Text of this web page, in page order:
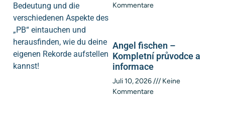
Bedeutung und die
verschiedenen Aspekte des
„PB“ eintauchen und
herausfinden, wie du deine
eigenen Rekorde aufstellen
kannst!
Kommentare
Angel fischen –
Kompletní průvodce a
informace
Juli 10, 2026
Keine
Kommentare